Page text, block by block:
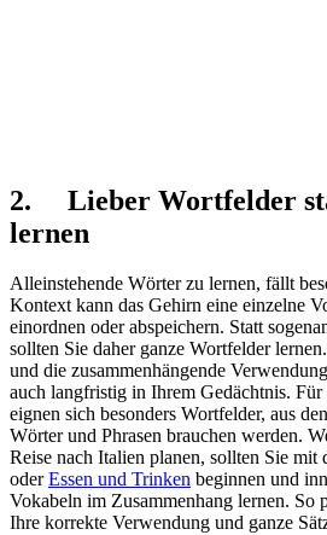
2. Lieber Wortfelder
lernen
Alleinstehende Wörter zu lernen, fällt
Kontext kann das Gehirn eine einzelne
einordnen oder abspeichern. Statt
sollten Sie daher ganze Wortfelder
und die zusammenhängende
auch langfristig in Ihrem Gedächtnis. Für
eignen sich besonders Wortfelder, aus
Wörter und Phrasen brauchen werden.
Reise nach Italien planen, sollten Sie
oderEssen und Trinken beginnen und
Vokabeln im Zusammenhang lernen. So
Ihre korrekte Verwendung und ganze